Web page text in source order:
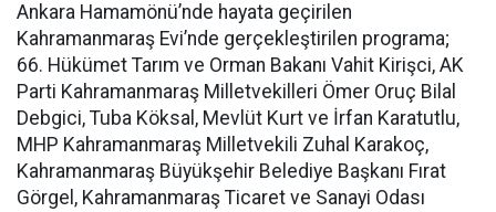
Ankara Hamamönü’nde hayata geçirilen
Kahramanmaraş Evi’nde gerçekleştirilen programa;
66. Hükümet Tarım ve Orman Bakanı Vahit Kirişci, AK
Parti Kahramanmaraş Milletvekilleri Ömer Oruç Bilal
Debgici, Tuba Köksal, Mevlüt Kurt ve İrfan Karatutlu,
MHP Kahramanmaraş Milletvekili Zuhal Karakoç,
Kahramanmaraş Büyükşehir Belediye Başkanı Fırat
Görgel, Kahramanmaraş Ticaret ve Sanayi Odası